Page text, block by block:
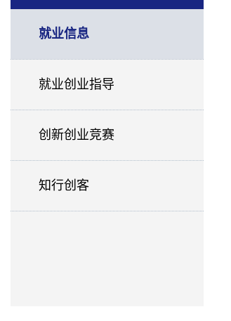
就业信息
就业创业指导
创新创业竞赛
知行创客